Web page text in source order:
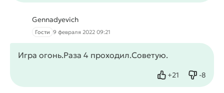
Gennadyevich
Гости 9 февраля 2022 09:21
Игра огонь.Раза 4 проходил.Советую.
+21
Нравится -8
Не